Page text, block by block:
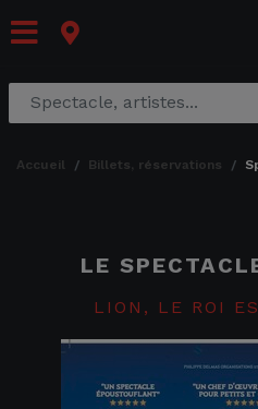
accueil billets, réservations
LE
LION, LE ROI